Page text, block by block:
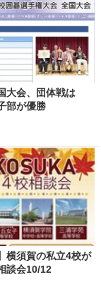
大会、団体戦は
部が優勝
横須賀の私立4校が
談会10/12